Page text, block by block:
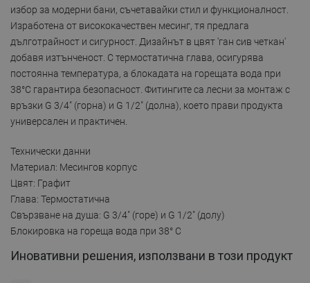
избор за модерни бани, съчетавайки стил и функционалност.
Изработена от висококачествен месинг, тя предлага
дълготрайност и сигурност. Дизайнът в цвят 'ган сив четкан'
добавя изтънченост. С термостатична глава, осигурява
постоянна температура, а блокадата на горещата вода при
38°C гарантира безопасност. Фитингите са лесни за монтаж с
връзки G 3/4" (горна) и G 1/2" (долна), което прави продукта
универсален и практичен.
Технически данни
Материал: Месингов корпус
Цвят: Графит
Глава: Термостатична
Свързване на душа: G 3/4" (горе) и G 1/2" (долу)
Блокировка на гореща вода при 38° C
Иновативни решения, използвани в този продукт